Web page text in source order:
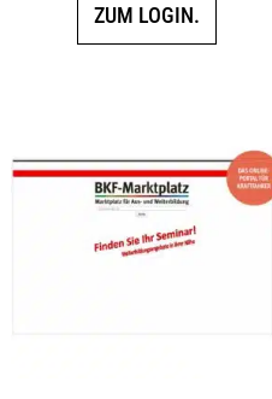
ZUM LOGIN.